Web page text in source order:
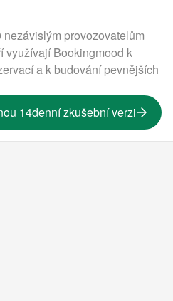
provozovatelům
využívají Bookingmood k
a k budování pevnějších
14denní zkušební verzi